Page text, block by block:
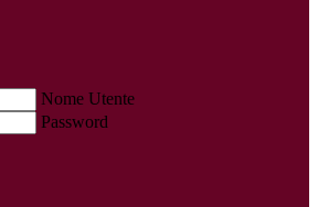
Nome Utente
Password